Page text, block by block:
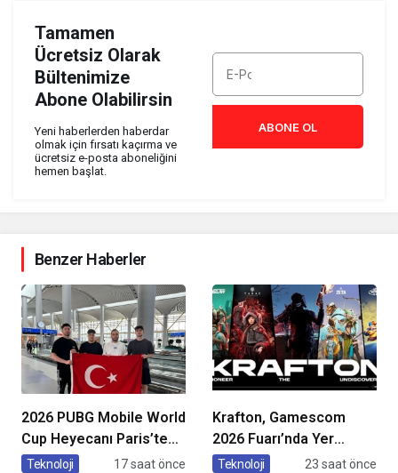
Tamamen
Ücretsiz Olarak
Bültenimize
Abone Olabilirsin
Yeni haberlerden haberdar
olmak için fırsatı kaçırma ve
ücretsiz e-posta aboneliğini
hemen başlat.
ABONE OL
Benzer Haberler
2026 PUBG Mobile World
Cup Heyecanı Paris’te
Başlıyor
Teknoloji 17 saat önce
Krafton, Gamescom
2026 Fuarı’nda Yer
Alacak Oyunlarına Dair
Teknoloji 23 saat önce